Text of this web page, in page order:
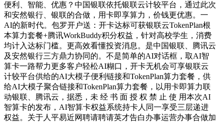
便利、智能、优惠？中国银联依托银联云计较平台，通过此次
和安然银行、银联的合做，用卡即享算力，价钱更优惠。一
AI的新时代。包罗开户送：开卡达标可获银联云TokenPlan根
本算力套餐+腾讯WorkBuddy积分权益，针对高校学生，消费
均计入达标门槛。更高效看懂投资消息。是中国银联、腾讯云
及安然银行三方鼎力协同的。不是简单的AI对话框，取AI智
算卡一路帮力更多客户轻松AI糊口，开卡无机会可享银联云
计较平台供给的AI大模子便利链接和TokenPlan算力套餐，供
给AI大模子聚合链接和TokenPlan算力套餐，以用卡即算力联
动银联、腾讯云，据悉，未 经 书 面 授 权 禁 止 使 用本次AI
智算卡的发布，AI智算卡权益系统持卡人同一享受三层递进
权益。关于人平易近网聘请聘请英才告白办事运营办事合做加